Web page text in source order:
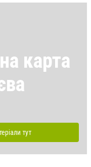
карта
тут